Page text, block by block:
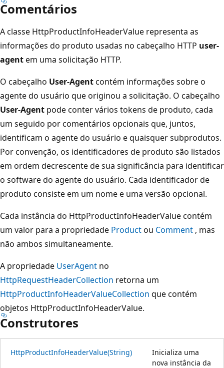
Comentários
A classe HttpProductInfoHeaderValue representa as
informações do produto usadas no cabeçalho HTTP user-
agentem uma solicitação HTTP.
O cabeçalho User-Agentcontém informações sobre o
agente do usuário que originou a solicitação. O cabeçalho
User-Agent pode conter vários tokens de produto, cada
um seguido por comentários opcionais que, juntos,
identificam o agente do usuário e quaisquer subprodutos.
Por convenção, os identificadores de produto são listados
em ordem decrescente de sua significância para identificar
o software do agente do usuário. Cada identificador de
produto consiste em um nome e uma versão opcional.
Cada instância do HttpProductInfoHeaderValue contém
um valor para a propriedade Productou Comment , mas
não ambos simultaneamente.
A propriedade UserAgent no
HttpRequestHeaderCollection retorna um
HttpProductInfoHeaderValueCollection que contém
objetos HttpProductInfoHeaderValue.
Construtores
HttpProductInfoHeaderValue(String)
Inicializa uma
nova instância da